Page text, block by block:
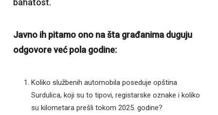
bahatost.
Javno ih pitamo ono na šta građanima duguju
odgovore već pola godine:
Koliko službenih automobila poseduje opština
Surdulica, koji su to tipovi, registarske oznake i koliko
su kilometara prešli tokom 2025. godine?